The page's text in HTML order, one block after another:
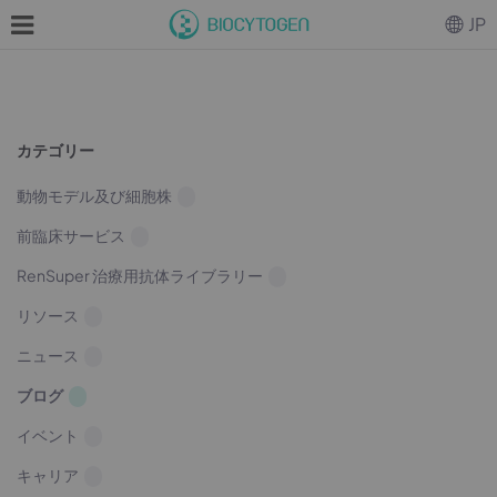
カテゴリー
動物モデル及び細胞株
前臨床サービス
RenSuper 治療用抗体ライブラリー
リソース
ニュース
ブログ
イベント
キャリア
JP